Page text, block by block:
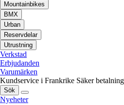
Mountainbikes
BMX
Urban
Reservdelar
Utrustning
Verkstad
Erbjudanden
Varumärken
Kundservice i Frankrike Säker betalning
Sök
Nyeheter